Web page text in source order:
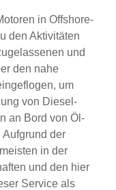
in Offshore-
den Aktivitäten
und
den nahe
um
von Diesel-
an Bord von Öl-
Aufgrund der
in der
und den hier
Service als